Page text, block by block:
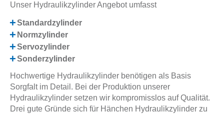
Unser Hydraulikzylinder Angebot umfasst
Standardzylinder
Normzylinder
Servozylinder
Sonderzylinder
Hochwertige Hydraulikzylinder benötigen als Basis
Sorgfalt im Detail. Bei der Produktion unserer
Hydraulikzylinder setzen wir kompromisslos auf Qualität.
Drei gute Gründe sich für Hänchen Hydraulikzylinder zu